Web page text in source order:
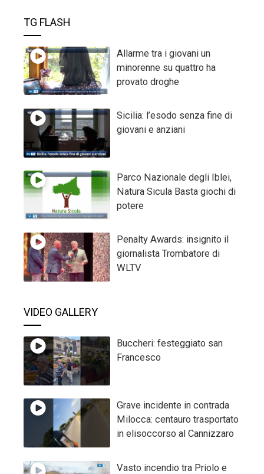
TG FLASH
Allarme tra i giovani un
minorenne su quattro ha
provato droghe
Sicilia: l’esodo senza fine di
giovani e anziani
Parco Nazionale degli Iblei,
Natura Sicula Basta giochi di
potere
Penalty Awards: insignito il
giornalista Trombatore di
WLTV
VIDEO GALLERY
Buccheri: festeggiato san
Francesco
Grave incidente in contrada
Milocca: centauro trasportato
in elisoccorso al Cannizzaro
Vasto incendio tra Priolo e